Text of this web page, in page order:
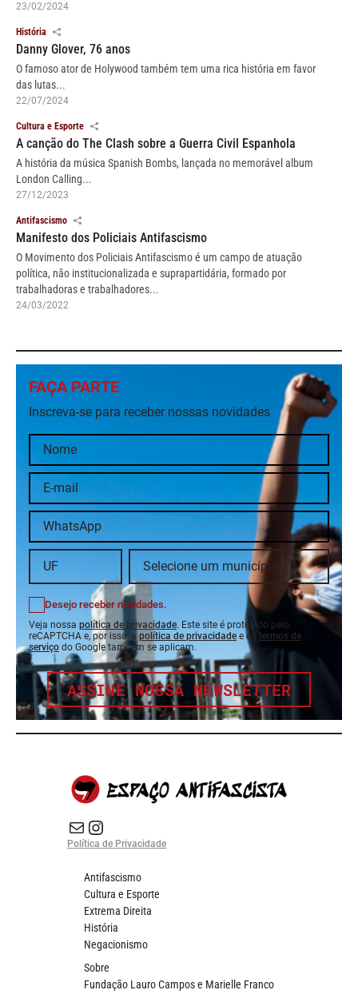
23/02/2024
História
Danny Glover, 76 anos
O famoso ator de Holywood também tem uma rica história em favor
das lutas...
22/07/2024
Cultura e Esporte
A canção do The Clash sobre a Guerra Civil Espanhola
A história da música Spanish Bombs, lançada no memorável album
London Calling...
27/12/2023
Antifascismo
Manifesto dos Policiais Antifascismo
O Movimento dos Policiais Antifascismo é um campo de atuação
política, não institucionalizada e suprapartidária, formado por
trabalhadoras e trabalhadores...
24/03/2022
FAÇA PARTE
Inscreva-se para receber nossas novidades
Desejo receber novidades.
Veja nossa política de privacidade. Este site é protegido pelo
reCAPTCHA e, por isso, a política de privacidade e os termos de
serviço do Google também se aplicam.
ASSINE NOSSA NEWSLETTER
E-mail Instagram do Espaço Antifascista
Política de Privacidade
Antifascismo
Cultura e Esporte
Extrema Direita
História
Negacionismo
Sobre
Fundação Lauro Campos e Marielle Franco